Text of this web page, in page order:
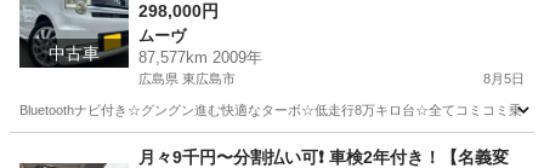
中古車
み】車内広い！大人気☆ムーブコンテカスタム☆B
luetoothナビ付き☆走行中DVD見れます☆ETC付
き☆フルオートエアコン☆ドライブレコーダー付
298,000円
ムーヴ
87,577km 2009年
広島県 東広島市 8月5日
Bluetoothナビ付き☆グングン進む快適なターボ☆低走行8万キロ台☆全てコミコミ乗り
ムーヴ お買い得
月々9千円〜分割払い可❗️ 車検2年付き！【名義変